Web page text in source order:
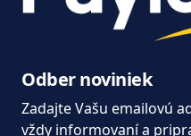
Odber noviniek
Zadajte Vašu emailovú
vždy informovaní a